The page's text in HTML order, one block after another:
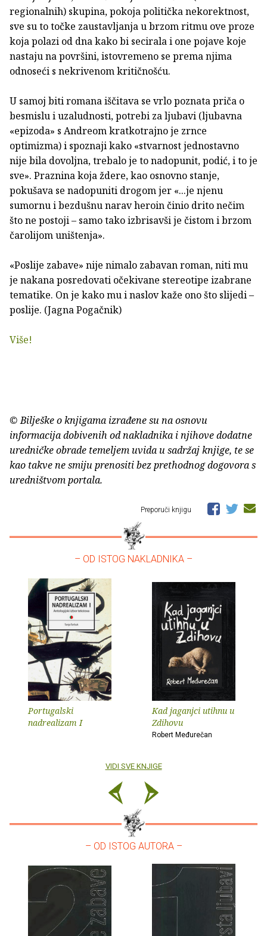
regionalnih) skupina, pokoja politička nekorektnost,
sve su to točke zaustavljanja u brzom ritmu ove proze
koja polazi od dna kako bi secirala i one pojave koje
nastaju na površini, istovremeno se prema njima
odnoseći s nekrivenom kritičnošću.
U samoj biti romana iščitava se vrlo poznata priča o
besmislu i uzaludnosti, potrebi za ljubavi (ljubavna
«epizoda» s Andreom kratkotrajno je zrnce
optimizma) i spoznaji kako «stvarnost jednostavno
nije bila dovoljna, trebalo je to nadopunit, podić, i to je
sve». Praznina koja ždere, kao osnovno stanje,
pokušava se nadopuniti drogom jer «...je njenu
sumornu i bezdušnu narav heroin činio drito nečim
što ne postoji – samo tako izbrisavši je čistom i brzom
čarolijom uništenja».
«Poslije zabave» nije nimalo zabavan roman, niti mu
je nakana posredovati očekivane stereotipe izabrane
tematike. On je kako mu i naslov kaže ono što slijedi –
poslije. (Jagna Pogačnik)
Više!
© Bilješke o knjigama izrađene su na osnovu
informacija dobivenih od nakladnika i njihove dodatne
uredničke obrade temeljem uvida u sadržaj knjige, te se
kao takve ne smiju prenositi bez prethodnog dogovora s
uredništvom portala.
Preporuči knjigu
– OD ISTOG NAKLADNIKA –
Portugalski
nadrealizam I
Kad jaganjci utihnu u
Zdihovu
Robert Međurečan
VIDI SVE KNJIGE
– OD ISTOG AUTORA –